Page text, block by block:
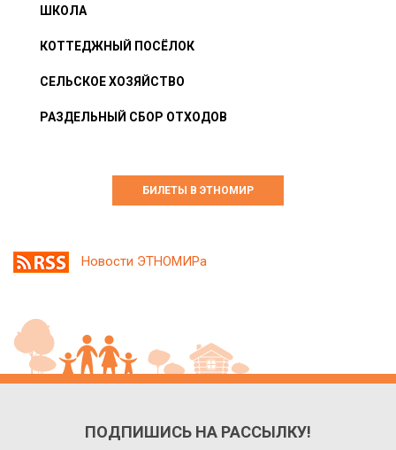
ШКОЛА
КОТТЕДЖНЫЙ ПОСЁЛОК
СЕЛЬСКОЕ ХОЗЯЙСТВО
РАЗДЕЛЬНЫЙ СБОР ОТХОДОВ
БИЛЕТЫ В ЭТНОМИР
Новости ЭТНОМИРа
ПОДПИШИСЬ НА РАССЫЛКУ!